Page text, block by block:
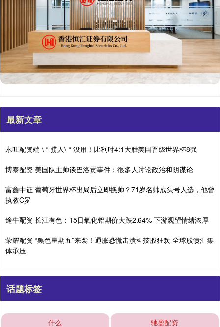
最新文章
永旺配资端 \＂捞人\＂没用！比利时4:1大胜美国晋级世界杯8强
博泰配资 美国队主帅谈巴洛贡事件：很多人讨论政治和阴谋论
富鑫中证 葡萄牙世界杯出局后立即换帅？71岁名帅成头号人选，他曾
执教C罗
途牛配资 长江有色：15日氧化铝期价大跌2.64% 下游观望情绪浓厚
荣耀配资 “黑色星期五”来袭！通胀恐慌击溃科技股狂欢 全球股债汇集
体承压
话题标签
什么 驰盈配资